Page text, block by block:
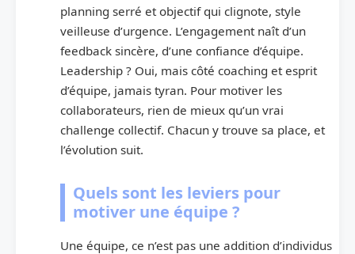
planning serré et objectif qui clignote, style
veilleuse d’urgence. L’engagement naît d’un
feedback sincère, d’une confiance d’équipe.
Leadership ? Oui, mais côté coaching et esprit
d’équipe, jamais tyran. Pour motiver les
collaborateurs, rien de mieux qu’un vrai
challenge collectif. Chacun y trouve sa place, et
l’évolution suit.
Quels sont les leviers pour
motiver une équipe ?
Une équipe, ce n’est pas une addition d’individus